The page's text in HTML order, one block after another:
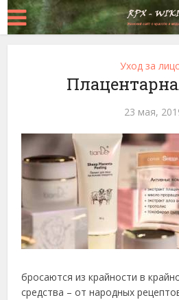
Уход за
23 мая,
бросаются из крайности в
средства – от народных